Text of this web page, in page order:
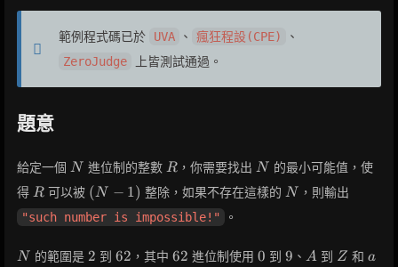
範例程式碼已於 UVA 、 瘋狂程設(CPE) 、
ZeroJudge 上皆測試通過。
題意
給定一個 N
N 進位制的整數 R
R，你需要找出 N
N 的最小可能值，使
得 R
R 可以被 (N-
1)
(N − 1) 整除，如果不存在這樣的 N
N ，則輸出
"such number is impossible!" 。
N
N 的範圍是 2
2 到 62
62 ，其中 62
62 進位制使用 0
0 到 9
9 、 A
A 到 Z
Z 和a
a